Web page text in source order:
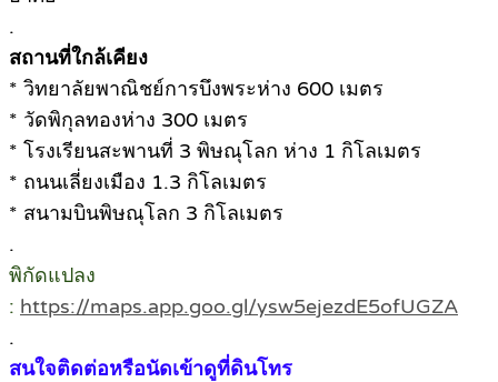
.
สถานที่ใกล้เคียง
* วิทยาลัยพาณิชย์การบึงพระห่าง 600 เมตร
* วัดพิกุลทองห่าง 300 เมตร
* โรงเรียนสะพานที่ 3 พิษณุโลก ห่าง 1 กิโลเมตร
* ถนนเลี่ยงเมือง 1.3 กิโลเมตร
* สนามบินพิษณุโลก 3 กิโลเมตร
.
พิกัดแปลง
: https://maps.app.goo.gl/ysw5ejezdE5ofUGZA
.
สนใจติดต่อหรือนัดเข้าดูที่ดินโทร